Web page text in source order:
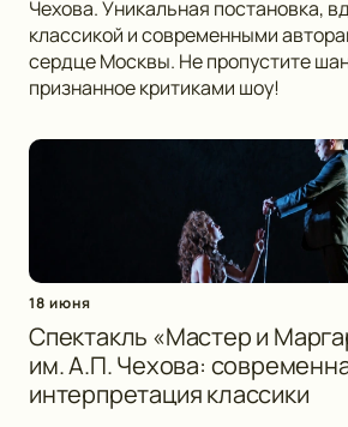
Чехова. Уникальная постановка,
классикой и современными
сердце Москвы. Не пропустите
признанное критиками шоу!
18 июня
Спектакль «Мастер и
им. А.П. Чехова:
интерпретация классики